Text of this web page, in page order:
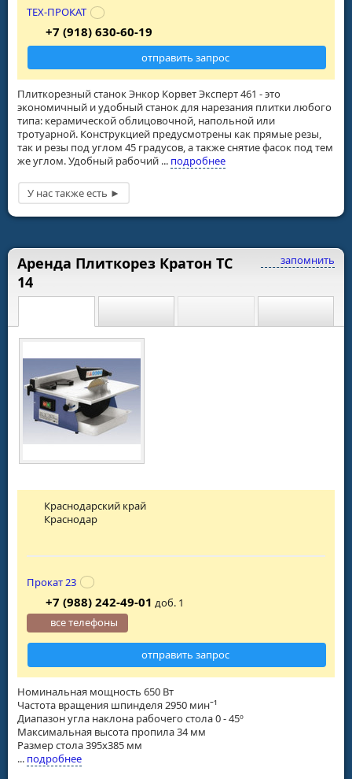
Плиткорезный станок Энкор Корвет Эксперт 461 - это
экономичный и удобный станок для нарезания плитки любого
типа: керамической облицовочной, напольной или
тротуарной. Конструкцией предусмотрены как прямые резы,
так и резы под углом 45 градусов, а также снятие фасок под тем
же углом. Удобный рабочий ... подробнее
ТЕХ-ПРОКАТ
+7 (918) 630-60-19
отправить запрос
запомнить
Аренда Плиткорез Кратон ТС
14
Номинальная мощность 650 Вт
Частота вращения шпинделя 2950 минˉ¹
Диапазон угла наклона рабочего стола 0 - 45º
Максимальная высота пропила 34 мм
Размер стола 395х385 мм
... подробнее
Краснодарский край
Краснодар
Прокат 23
+7 (988) 242-49-01 доб. 1
все телефоны
отправить запрос